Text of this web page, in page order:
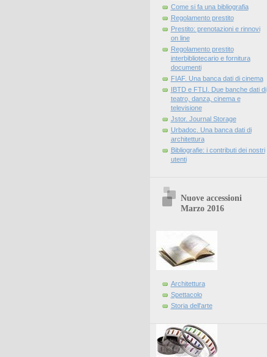
Come si fa una bibliografia
Regolamento prestito
Prestito: prenotazioni e rinnovi
on line
Regolamento prestito
interbibliotecario e fornitura
documenti
FIAF. Una banca dati di cinema
IBTD e FTLI. Due banche dati di
teatro, danza, cinema e
televisione
Jstor. Journal Storage
Urbadoc. Una banca dati di
architettura
Bibliografie: i contributi dei nostri
utenti
Nuove accessioni
Marzo 2016
Architettura
Spettacolo
Storia dell'arte